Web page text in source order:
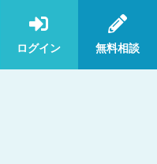
ログイン 無料相談